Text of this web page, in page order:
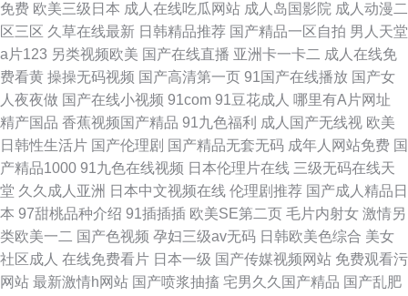
免费 欧美三级日本 成人在线吃瓜网站 成人岛国影院 成人动漫二
区三区 久草在线最新 日韩精品推荐 国产精品一区自拍 男人天堂
a片123 另类视频欧美 国产在线直播 亚洲卡一卡二 成人在线免
费看黄 操操无码视频 国产高清第一页 91国产在线播放 国产女
人夜夜做 国产在线小视频 91com 91豆花成人 哪里有A片网址
精产国品 香蕉视频国产精品 91九色福利 成人国产无线视 欧美
日韩性生活片 国产伦理剧 国产精品无套无码 成年人网站免费 国
产精品1000 91九色在线视频 日本伦理片在线 三级无码在线天
堂 久久成人亚洲 日本中文视频在线 伦理剧推荐 国产成人精品日
本 97甜桃品种介绍 91插插插 欧美SE第二页 毛片内射女 激情另
类欧美一二 国产色视频 孕妇三级av无码 日韩欧美色综合 美女
社区成人 在线免费看片 日本一级 国产传媒视频网站 免费观看污
网站 最新激情h网站 国产喷浆抽搐 宅男久久国产精品 国产乱肥